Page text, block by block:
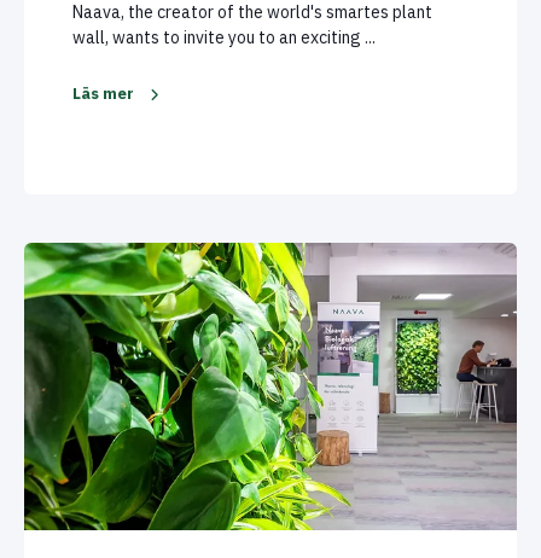
Naava, the creator of the world's smartes plant
wall, wants to invite you to an exciting ...
Läs mer